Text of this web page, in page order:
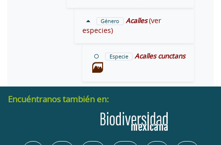
Género Acalles (ver
especies)
Especie Acalles cunctans
Encuéntranos también en: